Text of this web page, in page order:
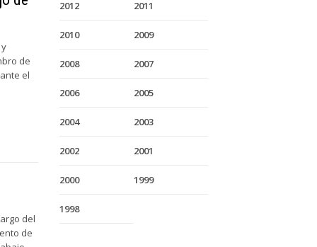
de
el
del
de
2012 2011
2010 2009
2008 2007
2006 2005
2004 2003
2002 2001
2000 1999
1998